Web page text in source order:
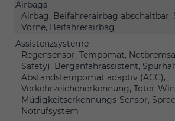
Airbags
Airbag, Beifahrerairbag abschaltbar,
Vorne, Beifahrerairbag
Assistenzsysteme
Regensensor, Tempomat,
Safety), Berganfahrassistent,
Abstandstempomat adaptiv (ACC),
Verkehrzeichenerkennung, Toter-
Müdigkeitserkennungs-Sensor,
Notrufsystem